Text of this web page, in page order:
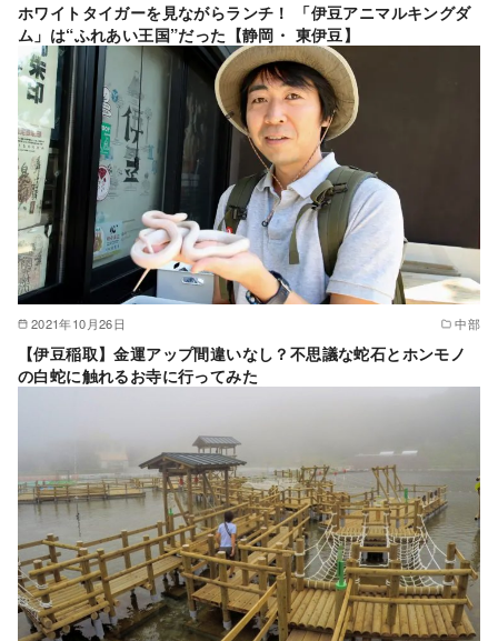
ホワイトタイガーを見ながらランチ！ 「伊豆アニマルキングダ
ム」は“ふれあい王国”だった【静岡・ 東伊豆】
2021年10月26日 中部
【伊豆稲取】金運アップ間違いなし？不思議な蛇石とホンモノ
の白蛇に触れるお寺に行ってみた